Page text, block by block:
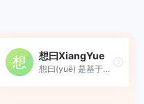
想曰XiangYue
想曰(yuē) 是基于现代加密技...